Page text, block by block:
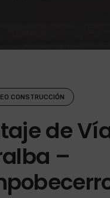
CONSTRUCCIÓN
de
–